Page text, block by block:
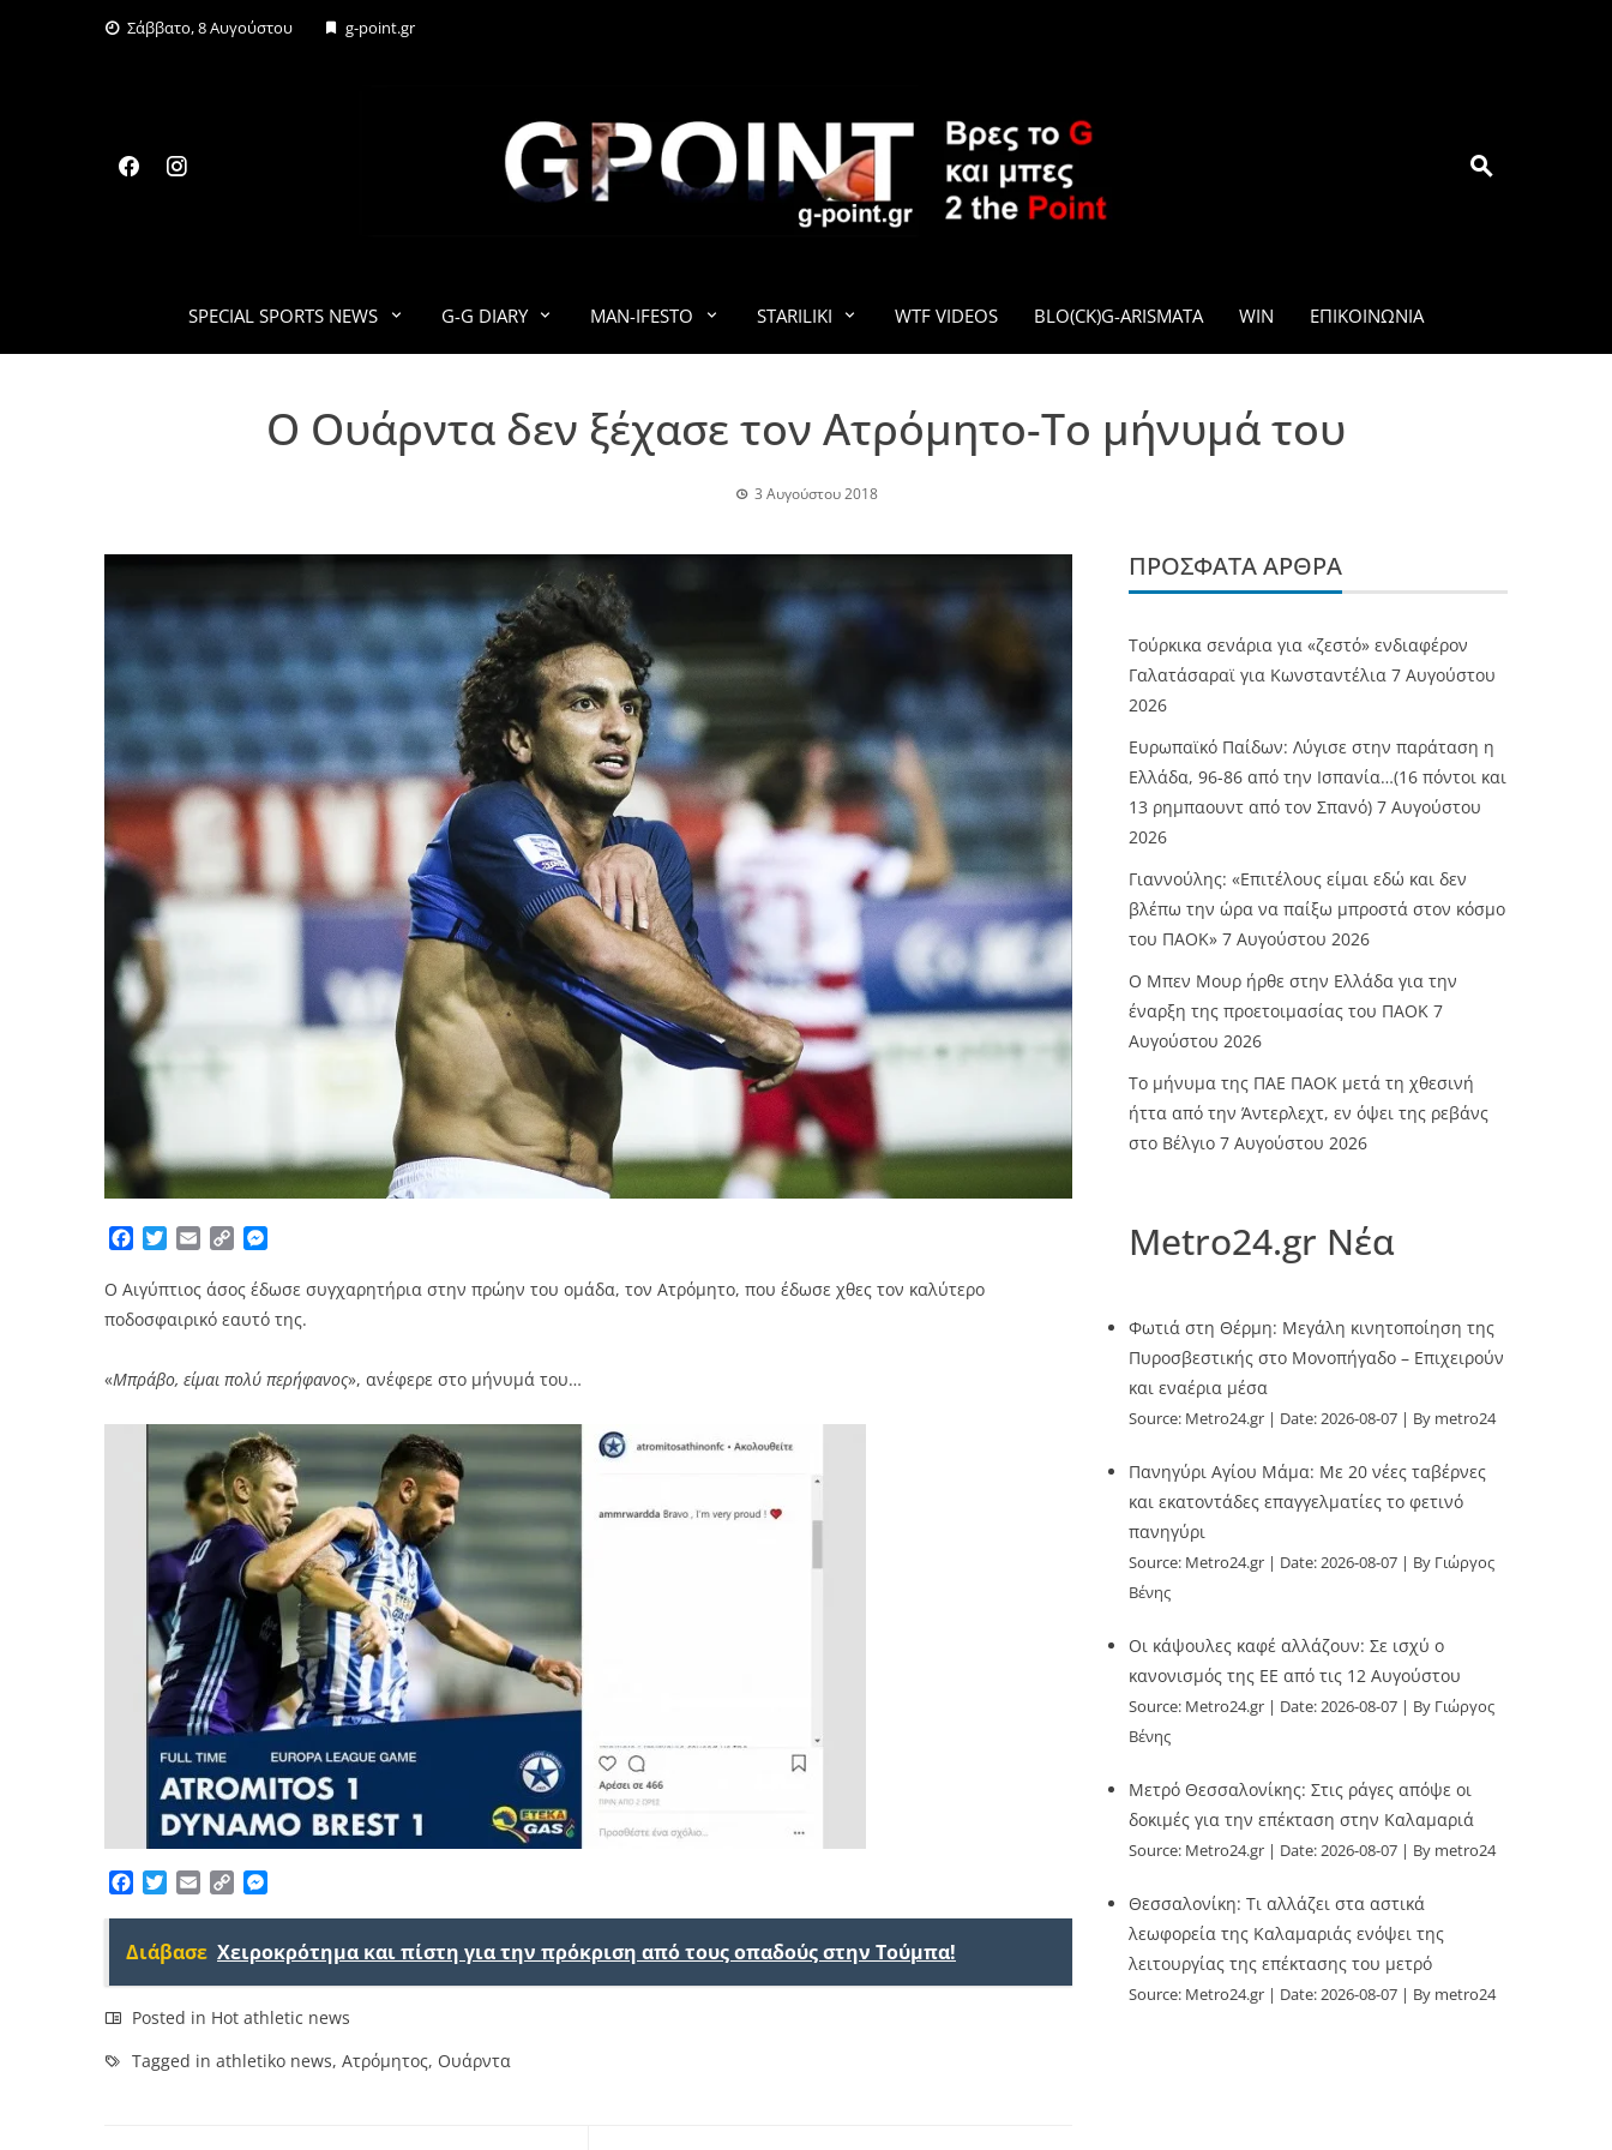
Σάββατο, 8 Αυγούστου g-point.gr
G-POINT.GR
SPECIAL SPORTS NEWS G-G DIARY MAN-IFESTO STARILIKI WTF VIDEOS BLO(CK)G-ARISMATA WIN ΕΠΙΚΟΙΝΩΝΊΑ
Ο Ουάρντα δεν ξέχασε τον Ατρόμητο-Το μήνυμά του
3 Αυγούστου 2018
Facebook
TwitterEmailCopy
Ο Αιγύπτιος άσος έδωσε συγχαρητήρια στην πρώην του ομάδα, τον Ατρόμητο, που έδωσε χθες τον καλύτερο
ποδοσφαιρικό εαυτό της.
«Μπράβο, είμαι πολύ περήφανος», ανέφερε στο μήνυμά του…
Facebook
TwitterEmailCopy
Διάβασε Χειροκρότημα και πίστη για την πρόκριση από τους οπαδούς στην Τούμπα!
Posted in Hot athletic news
Tagged in athletiko news, Ατρόμητος, Ουάρντα
ΠΡΌΣΦΑΤΑ ΆΡΘΡΑ
Τούρκικα σενάρια για «ζεστό» ενδιαφέρον
Γαλατάσαραϊ για Κωνσταντέλια 7 Αυγούστου
2026
Ευρωπαϊκό Παίδων: Λύγισε στην παράταση η
Ελλάδα, 96-86 από την Ισπανία…(16 πόντοι και
13 ρημπαουντ από τον Σπανό) 7 Αυγούστου
2026
Γιαννούλης: «Επιτέλους είμαι εδώ και δεν
βλέπω την ώρα να παίξω μπροστά στον κόσμο
του ΠΑΟΚ» 7 Αυγούστου 2026
O Mπεν Μουρ ήρθε στην Ελλάδα για την
έναρξη της προετοιμασίας του ΠΑΟΚ 7
Αυγούστου 2026
Το μήνυμα της ΠΑΕ ΠΑΟΚ μετά τη χθεσινή
ήττα από την Άντερλεχτ, εν όψει της ρεβάνς
στο Βέλγιο 7 Αυγούστου 2026
Metro24.gr Νέα
Φωτιά στη Θέρμη: Μεγάλη κινητοποίηση της
Πυροσβεστικής στο Μονοπήγαδο – Επιχειρούν
και εναέρια μέσα
Source: Metro24.gr Date: 2026-08-07 By metro24
Πανηγύρι Αγίου Μάμα: Με 20 νέες ταβέρνες
και εκατοντάδες επαγγελματίες το φετινό
πανηγύρι
Source: Metro24.gr Date: 2026-08-07
By Γιώργος
Βένης
Οι κάψουλες καφέ αλλάζουν: Σε ισχύ ο
κανονισμός της ΕΕ από τις 12 Αυγούστου
Source: Metro24.gr Date: 2026-08-07
By Γιώργος
Βένης
Μετρό Θεσσαλονίκης: Στις ράγες απόψε οι
δοκιμές για την επέκταση στην Καλαμαριά
Source: Metro24.gr Date: 2026-08-07 By metro24
Θεσσαλονίκη: Τι αλλάζει στα αστικά
λεωφορεία της Καλαμαριάς ενόψει της
λειτουργίας της επέκτασης του μετρό
Source: Metro24.gr Date: 2026-08-07 By metro24